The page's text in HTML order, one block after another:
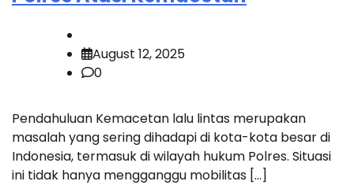
August 12, 2025
0
Pendahuluan Kemacetan lalu lintas merupakan
masalah yang sering dihadapi di kota-kota besar di
Indonesia, termasuk di wilayah hukum Polres. Situasi
ini tidak hanya mengganggu mobilitas […]